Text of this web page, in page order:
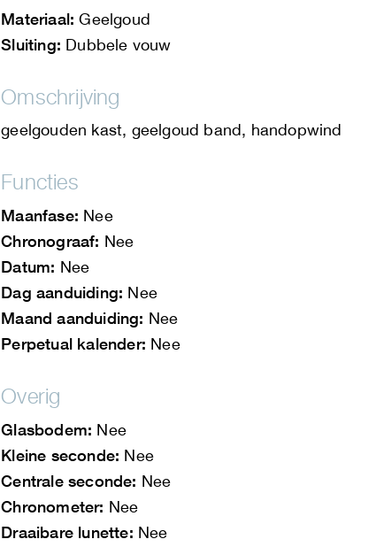
Materiaal: Geelgoud
Sluiting: Dubbele vouw
Omschrijving
geelgouden kast, geelgoud band, handopwind
Functies
Maanfase: Nee
Chronograaf: Nee
Datum: Nee
Dag aanduiding: Nee
Maand aanduiding: Nee
Perpetual kalender: Nee
Overig
Glasbodem: Nee
Kleine seconde: Nee
Centrale seconde: Nee
Chronometer: Nee
Draaibare lunette: Nee